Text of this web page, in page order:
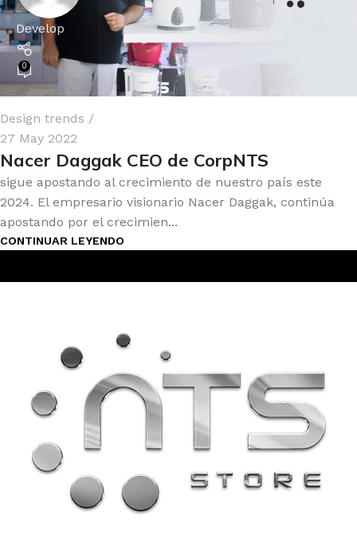
Develop
0
Design trends
27 May 2022
Nacer Daggak CEO de CorpNTS
sigue apostando al crecimiento de nuestro país este
2024. El empresario visionario Nacer Daggak, continúa
apostando por el crecimien...
CONTINUAR LEYENDO